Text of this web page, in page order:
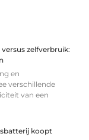
zelfverbruik:
en
verschillende
van een
koopt